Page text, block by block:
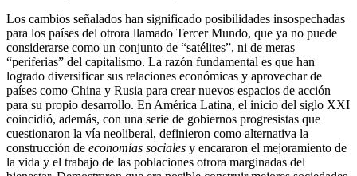
Los cambios señalados han significado posibilidades insospechadas
para los países del otrora llamado Tercer Mundo, que ya no puede
considerarse como un conjunto de “satélites”, ni de meras
“periferias” del capitalismo. La razón fundamental es que han
logrado diversificar sus relaciones económicas y aprovechar de
países como China y Rusia para crear nuevos espacios de acción
para su propio desarrollo. En América Latina, el inicio del siglo XXI
coincidió, además, con una serie de gobiernos progresistas que
cuestionaron la vía neoliberal, definieron como alternativa la
construcción de economías sociales y encararon el mejoramiento de
la vida y el trabajo de las poblaciones otrora marginadas del